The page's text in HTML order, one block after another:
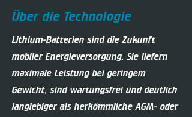
Über die Technologie
Lithium-Batterien sind die Zukunft
mobiler Energieversorgung. Sie liefern
maximale Leistung bei geringem
Gewicht, sind wartungsfrei und deutlich
langlebiger als herkömmliche AGM- oder